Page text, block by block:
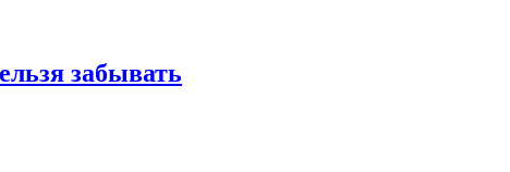
забывать